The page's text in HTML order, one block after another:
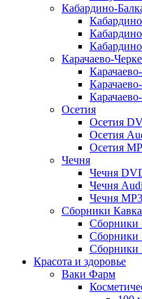
Кабардино-
Карачаево-
Осетия
Осетия
Осетия
Осетия
Чечня
Чечня
Чечня
Чечня MP3
Сборники
Сборники
Сборники
Сборники
Красота и здоровье
Ваки Фарм